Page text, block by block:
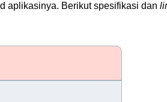
aplikasinya. Berikut spesifikasi dan